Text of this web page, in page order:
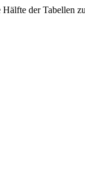
der Tabellen